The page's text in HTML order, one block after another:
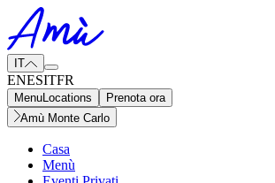
IT
ENESITFR
MenuLocations
Prenota ora
Amù Monte Carlo
Casa
Menù